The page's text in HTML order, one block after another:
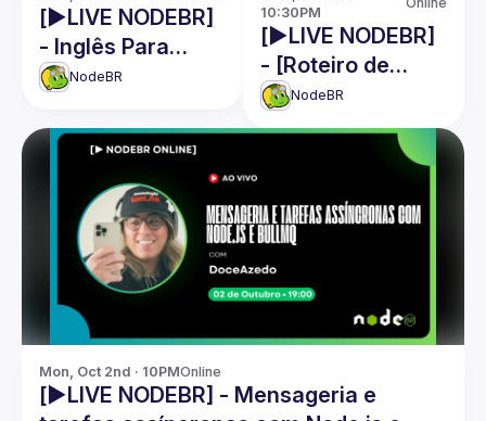
[▶️LIVE NODEBR]
- Inglês Para
Mercado De
- Laura Beatris
NodeBR
10:30PM
[▶️LIVE NODEBR]
- [Roteiro de
Engenharia de
dados para 2024]
NodeBR
Mon, Oct 2nd · 10PMOnline
[▶️LIVE NODEBR] - Mensageria e